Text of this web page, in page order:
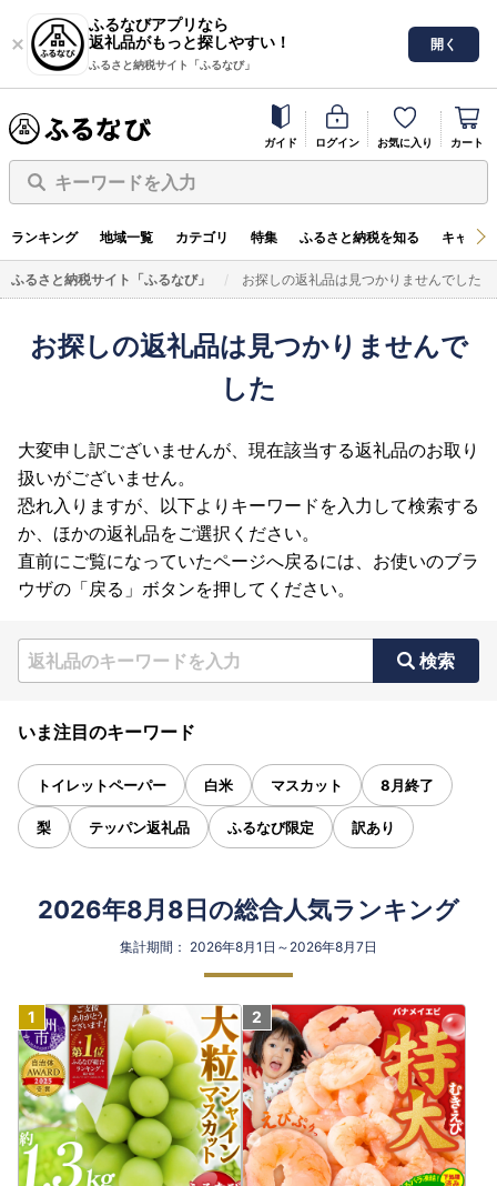
ふるなびアプリなら
返礼品がもっと探しやすい！
ふるさと納税サイト「ふるなび」
開く
ガイド ログイン お気に入り カート
キーワードを入力
ランキング 地域一覧 カテゴリ 特集 ふるさと納税を知る キャン
ふるさと納税サイト「ふるなび」 お探しの返礼品は見つかりませんでした
お探しの返礼品は見つかりませんで
した
大変申し訳ございませんが、現在該当する返礼品のお取り
扱いがございません。
恐れ入りますが、以下よりキーワードを入力して検索する
か、ほかの返礼品をご選択ください。
直前にご覧になっていたページへ戻るには、お使いのブラ
ウザの「戻る」ボタンを押してください。
検索
いま注目のキーワード
トイレットペーパー 白米 マスカット 8月終了
梨 テッパン返礼品 ふるなび限定 訳あり
2026年8月8日の総合人気ランキング
集計期間： 2026年8月1日～2026年8月7日